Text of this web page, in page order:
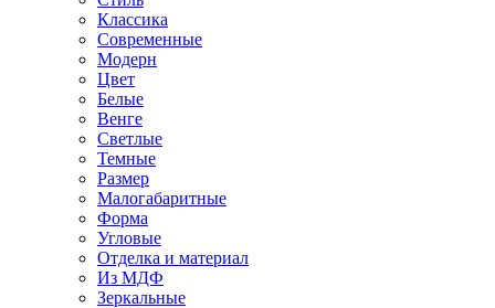
Классика
Современные
Модерн
Цвет
Белые
Венге
Светлые
Темные
Размер
Малогабаритные
Форма
Угловые
Отделка и материал
Из МДФ
Зеркальные